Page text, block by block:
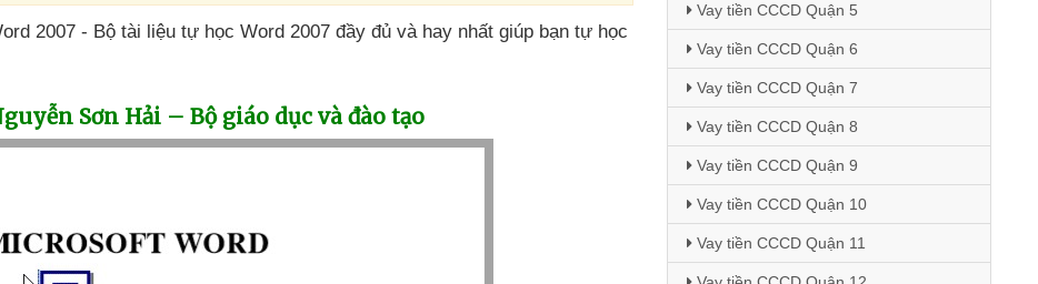
2007 - Bộ tài liệu tự học Word 2007 đầy đủ và hay nhất giúp bạn tự học
Sơn Hải – Bộ giáo dục và đào tạo
Vay tiền CCCD Quận 5
Vay tiền CCCD Quận 6
Vay tiền CCCD Quận 7
Vay tiền CCCD Quận 8
Vay tiền CCCD Quận 9
Vay tiền CCCD Quận 10
Vay tiền CCCD Quận 11